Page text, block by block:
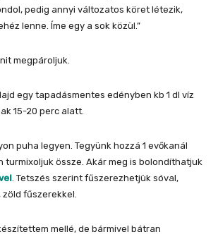
pedig annyi változatos köret létezik,
lenne. Íme egy a sok közül.”
megpároljuk.
egy tapadásmentes edényben kb 1 dl víz
15-20 perc alatt.
puha legyen. Tegyünk hozzá 1 evőkanál
turmixoljuk össze. Akár meg is bolondíthatjuk
. Tetszés szerint fűszerezhetjük sóval,
fűszerekkel.
mellé, de bármivel bátran